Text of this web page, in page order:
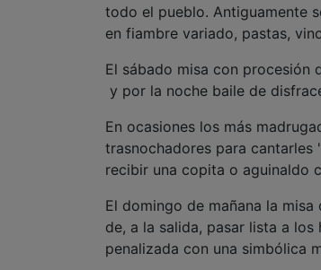
todo el pueblo. Antiguamente
en fiambre variado, pastas,
El sábado misa con procesión
y por la noche baile de
En ocasiones los más
trasnochadores para cantarles
recibir una copita o aguinaldo
El domingo de mañana la
de, a la salida, pasar lista a
penalizada con una simbólica